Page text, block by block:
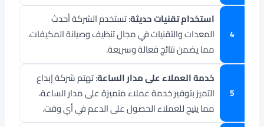
استخدام تقنيات حديثة: تستخدم الشركة أحدث
المعدات والتقنيات في مجال تنظيف وصيانة المكيفات،
مما يضمن نتائج فعالة وسريعة.
خدمة العملاء على مدار الساعة: تهتم شركة إبداع
التميز بتوفير خدمة عملاء متميزة على مدار الساعة،
مما يتيح للعملاء الحصول على الدعم في أي وقت.